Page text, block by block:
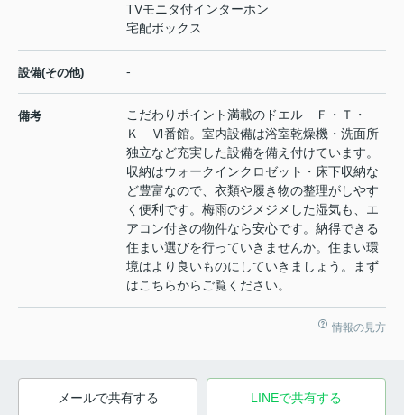
TVモニタ付インターホン
宅配ボックス
設備(その他) -
備考
こだわりポイント満載のドエル Ｆ・Ｔ・
Ｋ Ⅵ番館。室内設備は浴室乾燥機・洗面所
独立など充実した設備を備え付けています。
収納はウォークインクロゼット・床下収納な
ど豊富なので、衣類や履き物の整理がしやす
く便利です。梅雨のジメジメした湿気も、エ
アコン付きの物件なら安心です。納得できる
住まい選びを行っていきませんか。住まい環
境はより良いものにしていきましょう。まず
はこちらからご覧ください。
情報の見方
メールで共有する LINEで共有する